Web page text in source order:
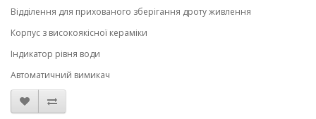
Відділення для прихованого зберігання дроту живлення
Корпус з високоякісної кераміки
Індикатор рівня води
Автоматичний вимикач